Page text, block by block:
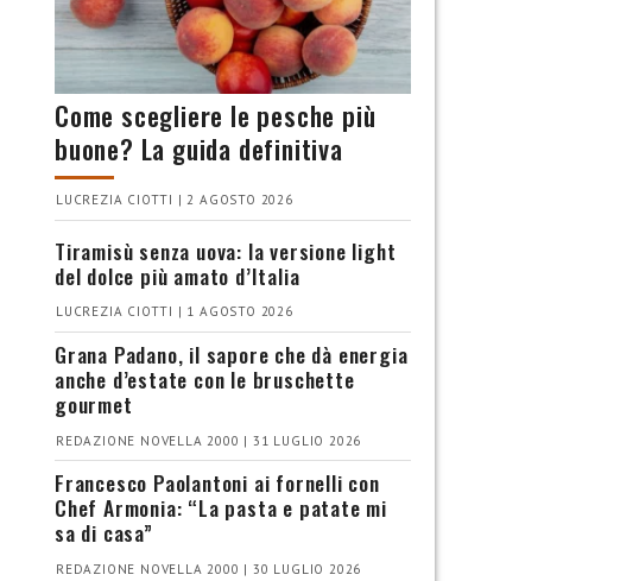
Come scegliere le pesche più
buone? La guida definitiva
LUCREZIA CIOTTI | 2 AGOSTO 2026
Tiramisù senza uova: la versione light
del dolce più amato d’Italia
LUCREZIA CIOTTI | 1 AGOSTO 2026
Grana Padano, il sapore che dà energia
anche d’estate con le bruschette
gourmet
REDAZIONE NOVELLA 2000 | 31 LUGLIO 2026
Francesco Paolantoni ai fornelli con
Chef Armonia: “La pasta e patate mi
sa di casa”
REDAZIONE NOVELLA 2000 | 30 LUGLIO 2026